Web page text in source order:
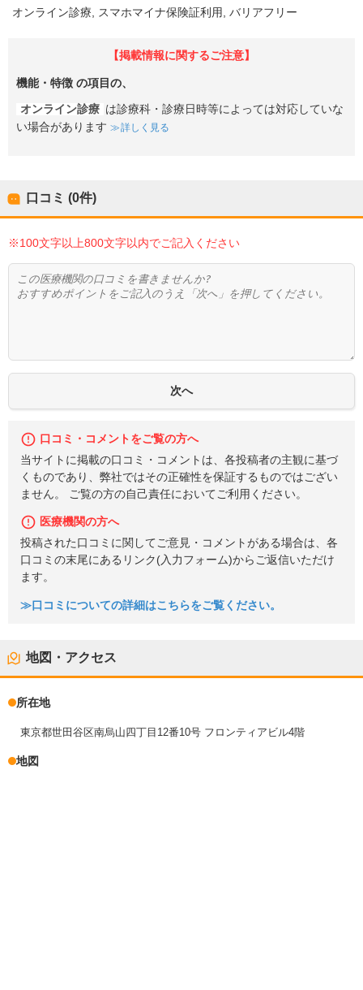
オンライン診療 スマホマイナ保険証利用 バリアフリー
【掲載情報に関するご注意】
機能・特徴 の項目の、
オンライン診療 は診療科・診療日時等によっては対応していな
い場合があります
詳しく見る
口コミ (0件)
※100文字以上800文字以内でご記入ください
口コミ・コメントをご覧の方へ
当サイトに掲載の口コミ・コメントは、各投稿者の主観に基づ
くものであり、弊社ではその正確性を保証するものではござい
ません。 ご覧の方の自己責任においてご利用ください。
医療機関の方へ
投稿された口コミに関してご意見・コメントがある場合は、各
口コミの末尾にあるリンク(入力フォーム)からご返信いただけ
ます。
≫口コミについての詳細はこちらをご覧ください。
地図・アクセス
所在地
東京都世田谷区南烏山四丁目12番10号 フロンティアビル4階
地図